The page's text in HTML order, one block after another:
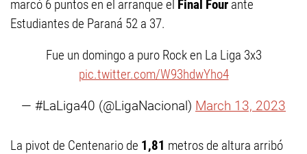
marcó 6 puntos en el arranque el Final Four ante
Estudiantes de Paraná 52 a 37.
Fue un domingo a puro Rock en La Liga 3x3
pic.twitter.com/W93hdwYho4
— #LaLiga40 (@LigaNacional) March 13, 2023
La pivot de Centenario de 1,81 metros de altura arribó